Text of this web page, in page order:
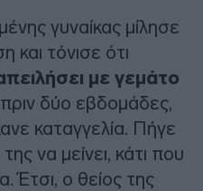
γυναίκας μίλησε
και τόνισε ότι
με γεμάτο
δύο εβδομάδες,
καταγγελία. Πήγε
να μείνει, κάτι που
Έτσι, ο θείος της